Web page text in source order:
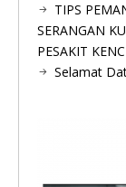
TIPS
SERANGAN
PESAKIT
Selamat